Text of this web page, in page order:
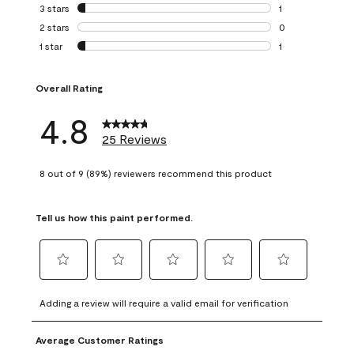
0 reviews with 4
3 stars stars
1
1 review with 3
2 stars stars
0
0 reviews with 2
1 star stars
1
Overall Rating
4.8 25 Reviews
8 out of 9 (89%) reviewers recommend this product
Tell us how this paint performed.
to
rate
the
item
to
rate
the
to
rate
the
item
to
rate
to
rate
Adding a review will require a valid email for verification
Average Customer Ratings